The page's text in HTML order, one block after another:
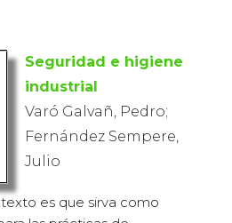
Seguridad e higiene
industrial
Varó Galvañ, Pedro;
Fernández Sempere,
Julio
es que sirva como